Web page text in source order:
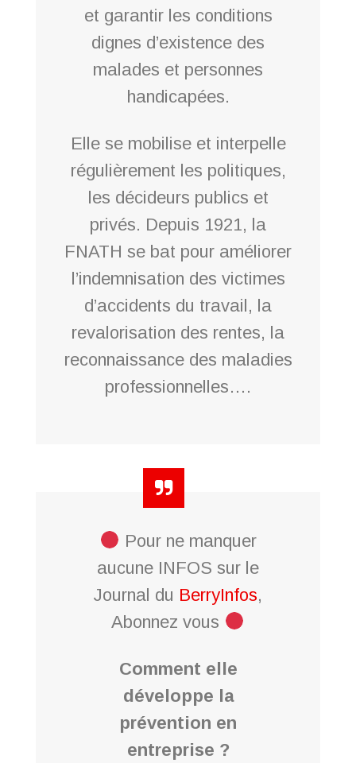
et garantir les conditions
dignes d’existence des
malades et personnes
handicapées.
Elle se mobilise et interpelle
régulièrement les politiques,
les décideurs publics et
privés. Depuis 1921, la
FNATH se bat pour améliorer
l’indemnisation des victimes
d’accidents du travail, la
revalorisation des rentes, la
reconnaissance des maladies
professionnelles….
Pour ne manquer
aucune INFOS sur le
Journal du BerryInfos,
Abonnez vous
Comment elle
développe la
prévention en
entreprise ?